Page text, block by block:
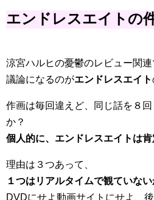
エンドレスエイトの
涼宮ハルヒの憂鬱のレビュー関
議論になるのがエンドレスエイト
作画は毎回違えど、同じ話を８
か？
個人的に、エンドレスエイトは肯
理由は３つあって、
１つはリアルタイムで観ていない
DVDにせよ動画サイトにせよ、